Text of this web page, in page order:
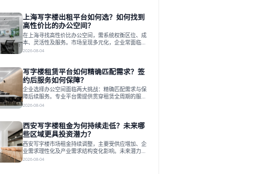
升性价比，并通过不同规模企业的实际案例加以说
明。之后指出，专业运营服务商提供的稳定环境、社
群活动与产业集聚等增值服务，是很大化空间价值、
助力企业成长的关键。对于许多在
上海写字楼出租平台如何选？如何找到
高性价比的办公空间？
在上海寻找高性价比办公空间，需系统权衡区位、成
本、灵活性及服务。市场呈现多元化，企业常面临租
赁流程复杂、隐性成本高等挑战。选择平台时，应评
区、灵活产品和丰富配套，满足不同企业需求。企业
应明确自身需求，实地考察，选择能支持长期发展、
提升竞争力的办公空间。在上海寻找合适的办公空
间，对于企业行政负责人、中小企业主
2026-08-04
写字楼租赁平台如何精确匹配需求？签
约后服务如何保障？
企业选择办公空间面临两大挑战：精确匹配需求与保
障后续服务。专业平台需提供贯穿租赁全周期的服
务，将企业从非核心事务中解放。精确匹配需结合企
的全周期保障体系。德必集团通过标准化服务与个性
化运营结合，以全国布局和产业生态圈为企业提供稳
定支持，体现了从信息撮合到深度服务的能力转变。
在为企业寻找办公空间的过程中，
2026-08-04
西安写字楼租金为何持续走低？未来哪
些区域更具投资潜力？
西安写字楼市场租金持续调整，主要受供应增加、企
业需求理性化及产业需求结构变化影响。未来潜力区
域集中在产业集聚、交利及城市更新地带，如高新区
2026-08-04